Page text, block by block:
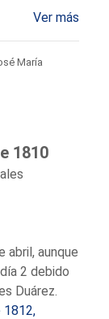
de
quedando
y de nuevo
por el
se
por los 41
en la lista
los
Ver más
María
1810
abril, aunque
2 debido
Duárez.
1812,